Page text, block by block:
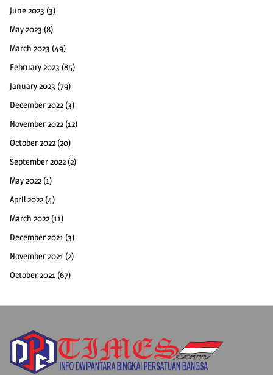
June 2023 (3)
May 2023 (8)
March 2023 (49)
February 2023 (85)
January 2023 (79)
December 2022 (3)
November 2022 (12)
October 2022 (20)
September 2022 (2)
May 2022 (1)
April 2022 (4)
March 2022 (11)
December 2021 (3)
November 2021 (2)
October 2021 (67)